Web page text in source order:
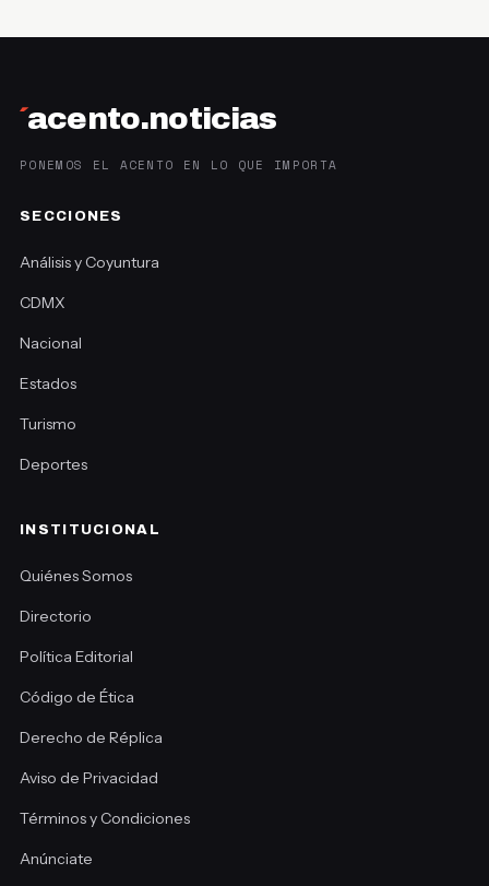
´acento.noticias
PONEMOS EL ACENTO EN LO QUE IMPORTA
SECCIONES
Análisis y Coyuntura
CDMX
Nacional
Estados
Turismo
Deportes
INSTITUCIONAL
Quiénes Somos
Directorio
Política Editorial
Código de Ética
Derecho de Réplica
Aviso de Privacidad
Términos y Condiciones
Anúnciate